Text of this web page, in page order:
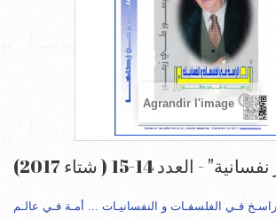
Agrandir l'image
- العدد 14-15 ( شتاء 2017)
فـي الفلسفـات و النفسانيـات ... أمـة فـي عالـم